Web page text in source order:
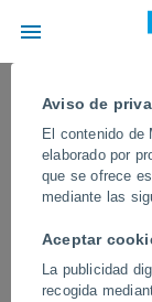
Aviso de
El contenido de
elaborado por
que se ofrece
mediante las
Aceptar
La publicidad
recogida